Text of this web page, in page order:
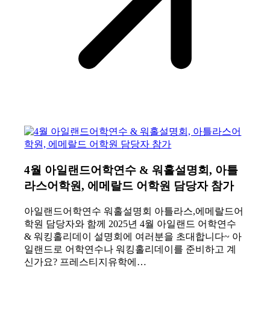
4월 아일랜드어학연수 & 워홀설명회, 아틀
라스어학원, 에메랄드 어학원 담당자 참가
아일랜드어학연수 워홀설명회 아틀라스,에메랄드어
학원 담당자와 함께 2025년 4월 아일랜드 어학연수
& 워킹홀리데이 설명회에 여러분을 초대합니다~ 아
일랜드로 어학연수나 워킹홀리데이를 준비하고 계
신가요? 프레스티지유학에…